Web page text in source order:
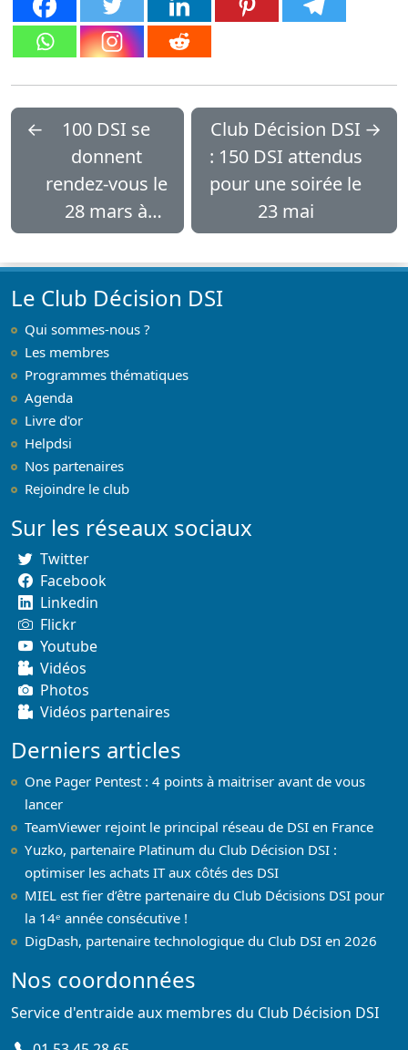
←
100 DSI se
donnent
rendez-vous le
28 mars à
Paris
Club Décision DSI
: 150 DSI attendus
pour une soirée le
23 mai
→
Le Club Décision DSI
Qui sommes-nous ?
Les membres
Programmes thématiques
Agenda
Livre d'or
Helpdsi
Nos partenaires
Rejoindre le club
Sur les réseaux sociaux
Twitter
Facebook
Linkedin
Flickr
Youtube
Vidéos
Photos
Vidéos partenaires
Derniers articles
One Pager Pentest : 4 points à maitriser avant de vous
lancer
TeamViewer rejoint le principal réseau de DSI en France
Yuzko, partenaire Platinum du Club Décision DSI :
optimiser les achats IT aux côtés des DSI
MIEL est fier d’être partenaire du Club Décisions DSI pour
la 14ᵉ année consécutive !
DigDash, partenaire technologique du Club DSI en 2026
Nos coordonnées
Service d'entraide aux membres du Club Décision DSI